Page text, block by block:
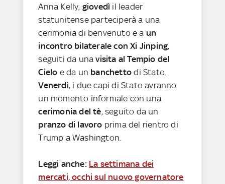
Anna Kelly, giovedì il leader
statunitense parteciperà a una
cerimonia di benvenuto e a un
incontro bilaterale con Xi Jinping,
seguiti da unavisita al Tempio del
Cielo e da un banchetto di Stato.
Venerdì, i due capi di Stato avranno
un momento informale con una
cerimonia del tè, seguito da un
pranzo di lavoro prima del rientro di
Trump a Washington.
Leggi anche: La settimana dei
mercati, occhi sul nuovo governatore